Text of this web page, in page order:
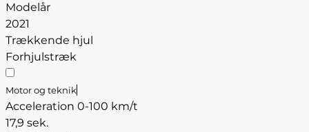
Modelår
2021
Trækkende hjul
Forhjulstræk
Motor og teknik
Acceleration 0-100 km/t
17,9 sek.